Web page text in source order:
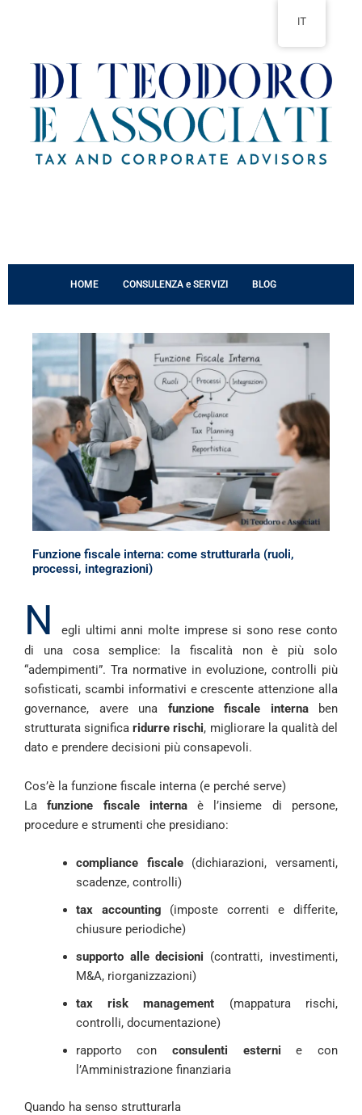
HOME CONSULENZA e SERVIZI BLOG
Funzione fiscale interna: come strutturarla (ruoli,
processi, integrazioni)
N
egli ultimi anni molte imprese si sono rese conto
di una cosa semplice: la fiscalità non è più solo
“adempimenti”. Tra normative in evoluzione, controlli più
sofisticati, scambi informativi e crescente attenzione alla
governance, avere una funzione fiscale internaben
strutturata significaridurre rischi, migliorare la qualità del
dato e prendere decisioni più consapevoli.
Cos’è la funzione fiscale interna (e perché serve)
Lafunzione fiscale internaè l’insieme di persone,
procedure e strumenti che presidiano:
compliance fiscale(dichiarazioni, versamenti,
scadenze, controlli)
tax accounting (imposte correnti e differite,
chiusure periodiche)
supporto alle decisioni (contratti, investimenti,
M&A, riorganizzazioni)
tax risk management (mappatura rischi,
controlli, documentazione)
rapporto conconsulenti esterni e con
l’Amministrazione finanziaria
Quando ha senso strutturarla
IT